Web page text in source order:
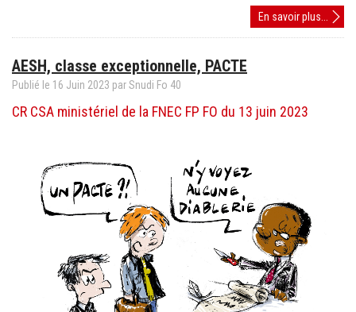
En savoir plus...
AESH, classe exceptionnelle, PACTE
Publié le 16 Juin 2023 par Snudi Fo 40
CR CSA ministériel de la FNEC FP FO du 13 juin 2023